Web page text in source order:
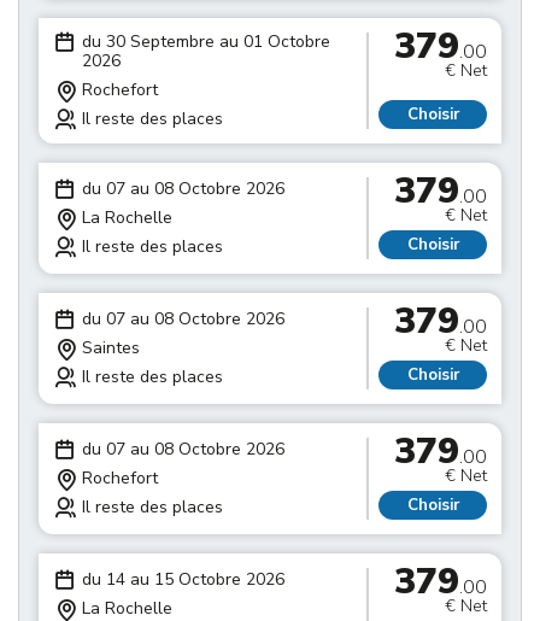
du 30 Septembre au 01 Octobre
2026
Rochefort
Il reste des places
379.00
€ Net
Choisir
du 07 au 08 Octobre 2026
La Rochelle
Il reste des places
379.00
€ Net
Choisir
du 07 au 08 Octobre 2026
Saintes
Il reste des places
379.00
€ Net
Choisir
du 07 au 08 Octobre 2026
Rochefort
Il reste des places
379.00
€ Net
Choisir
du 14 au 15 Octobre 2026
La Rochelle
379.00
€ Net